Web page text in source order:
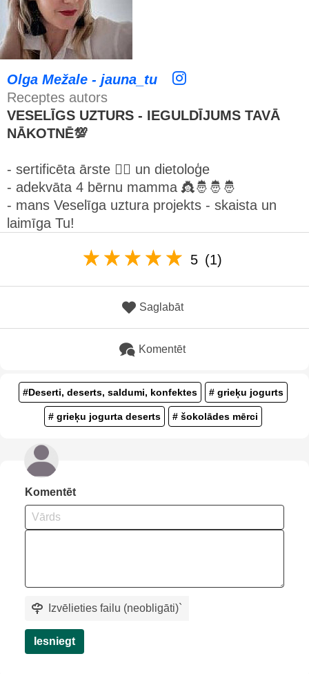
Olga Mežale - jauna_tu
Receptes autors
VESELĪGS UZTURS - IEGULDĪJUMS TAVĀ
NĀKOTNĒ💯
- sertificēta ārste 👩‍⚕️ un dietoloģe
- adekvāta 4 bērnu mamma 👸🤴🤴🤴
- mans Veselīga uztura projekts - skaista un
laimīga Tu!
5 (1)
Saglabāt
Komentēt
#Deserti, deserts, saldumi, konfektes # grieķu jogurts
# grieķu jogurta deserts # šokolādes mērci
Komentēt
Izvēlieties failu (neobligāti)`
Iesniegt